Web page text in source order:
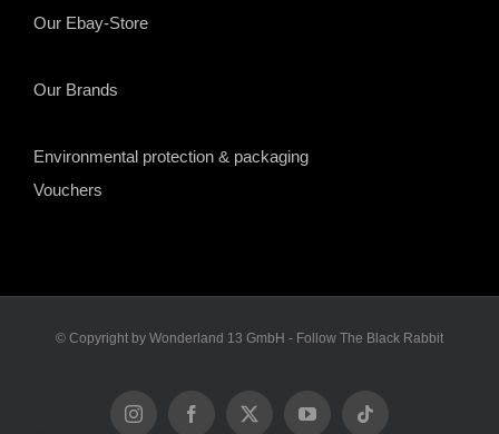
Our Ebay-Store
Our Brands
Environmental protection & packaging
Vouchers
© Copyright by Wonderland 13 GmbH - Follow The Black Rabbit
InstagramFacebook
X YouTubeTiktok